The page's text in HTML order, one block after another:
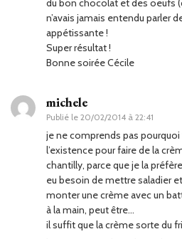
du bon chocolat et des oeufs
n’avais jamais entendu parler
appétissante !
Super résultat !
Bonne soirée Cécile
michele
Publié le 20/02/2014 à 22:41
je ne comprends pas
l’existence pour faire de la
chantilly, parce que je la
eu besoin de mettre saladier
monter une crème avec un
à la main, peut être…
il suffit que la crème sorte du